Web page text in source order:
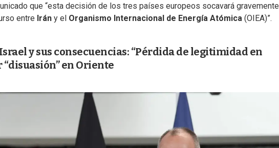
que “esta decisión de los tres países europeos socavará gravemente
entre Irán y el Organismo Internacional de Energía Atómica (OIEA)”.
y sus consecuencias: “Pérdida de legitimidad en
“disuasión” en Oriente